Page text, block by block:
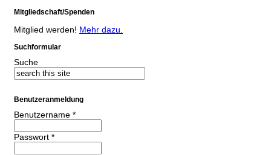
Mitgliedschaft/Spenden
Mitglied werden! Mehr dazu.
Suchformular
Suche
Benutzeranmeldung
Benutzername *
Passwort *